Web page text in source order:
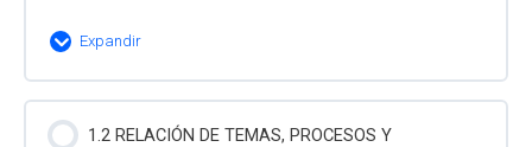
Expandir
0% Completado 0/3 pasos
1.2 RELACIÓN DE TEMAS, PROCESOS Y